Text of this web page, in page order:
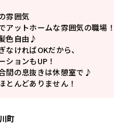
雰囲気
アットホームな雰囲気の職場！
色自由♪
なければOKだから、
ションもUP！
間の息抜きは休憩室で♪
とんどありません！
町